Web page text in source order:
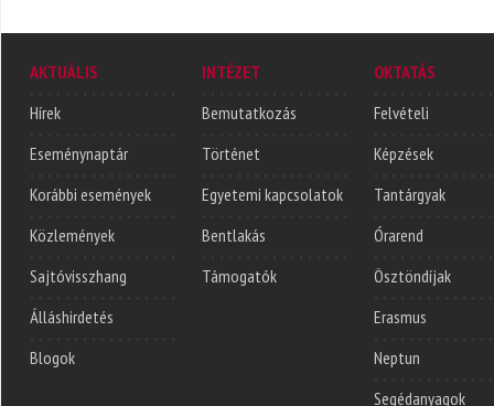
AKTUÁLIS
Hírek
Eseménynaptár
Korábbi események
Közlemények
Sajtóvisszhang
Álláshirdetés
Blogok
INTÉZET
Bemutatkozás
Történet
Egyetemi kapcsolatok
Bentlakás
Támogatók
OKTATÁS
Felvételi
Képzések
Tantárgyak
Órarend
Ösztöndíjak
Erasmus
Neptun
Segédanyagok